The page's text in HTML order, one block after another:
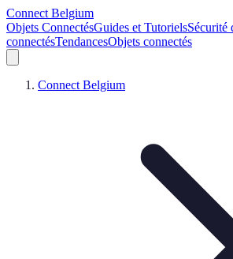
Connect Belgium
Objets ConnectésGuides et TutorielsSécurité
connectésTendancesObjets connectés
Connect Belgium